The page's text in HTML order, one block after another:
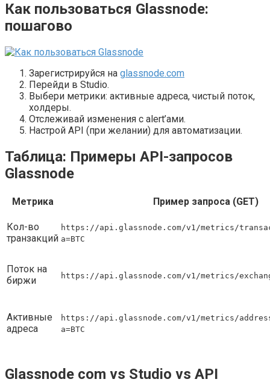
Как пользоваться Glassnode:
пошагово
Зарегистрируйся на glassnode.com
Перейди в Studio.
Выбери метрики: активные адреса, чистый поток,
холдеры.
Отслеживай изменения с alert’ами.
Настрой API (при желании) для автоматизации.
Таблица: Примеры API-запросов
Glassnode
Метрика Пример запроса (GET)
Кол-во
транзакций
https://api.glassnode.com/v1/metrics/
a=BTC
Поток на
биржи
https://api.glassnode.com/v1/metrics/
Активные
адреса
https://api.glassnode.com/v1/metrics/
a=BTC
Glassnode com vs Studio vs API